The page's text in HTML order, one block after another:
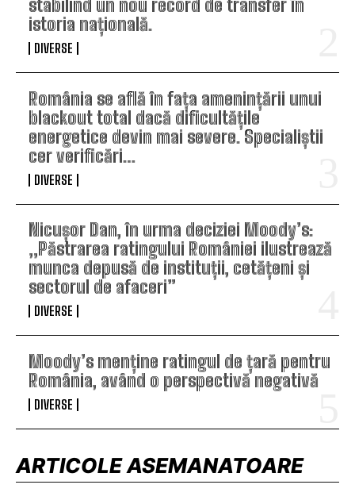
stabilind un nou record de transfer în
istoria națională.
DIVERSE
România se află în fața amenințării unui
blackout total dacă dificultățile
energetice devin mai severe. Specialiștii
cer verificări…
DIVERSE
Nicușor Dan, în urma deciziei Moody’s:
„Păstrarea ratingului României ilustrează
munca depusă de instituții, cetățeni și
sectorul de afaceri”
DIVERSE
Moody’s menține ratingul de țară pentru
România, având o perspectivă negativă
DIVERSE
ARTICOLE ASEMANATOARE